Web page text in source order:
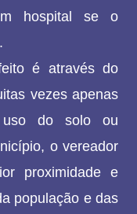
hospital se o
é através do
vezes apenas
uso do solo ou
o vereador
proximidade e
população e das